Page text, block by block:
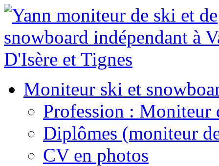
Moniteur ski et
Profession : Moniteur
Diplômes (moniteur
CV en photos